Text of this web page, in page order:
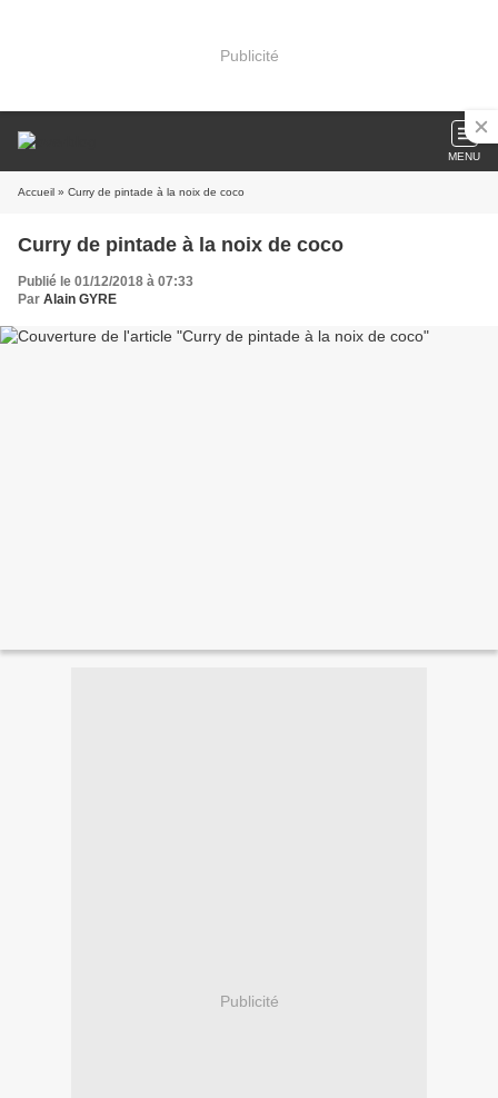
Publicité
MENU
Accueil » Curry de pintade à la noix de coco
Curry de pintade à la noix de coco
Publié le 01/12/2018 à 07:33
Par Alain GYRE
Publicité